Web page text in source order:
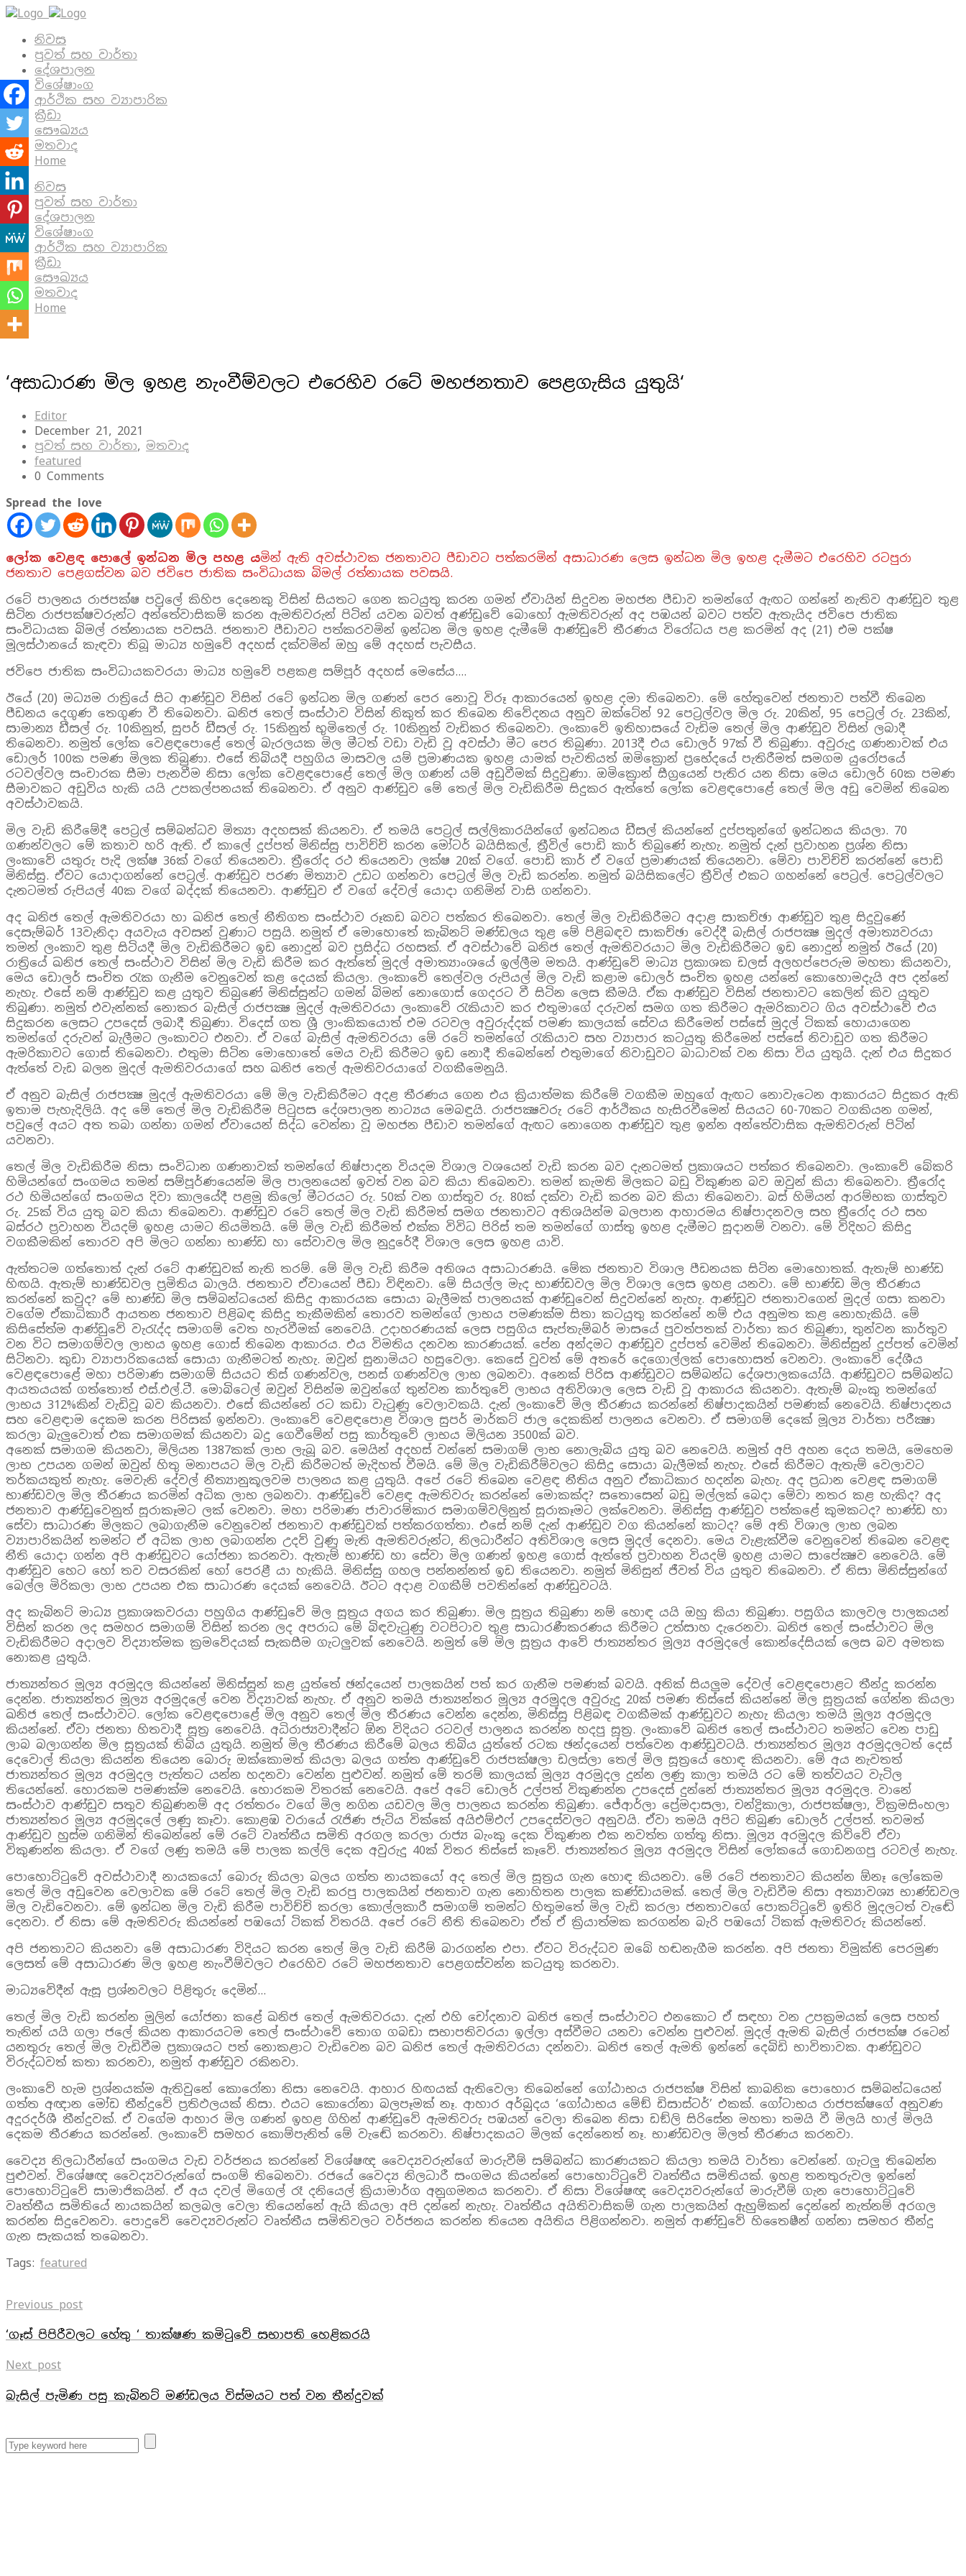
නිවස
පුවත් සහ වාර්තා
දේශපාලන
විශේෂාංග
ආර්ථික සහ ව්‍යාපාරික
ක්‍රීඩා
සෞඛ්‍යය
මතවාද
Home
නිවස
පුවත් සහ වාර්තා
දේශපාලන
විශේෂාංග
ආර්ථික සහ ව්‍යාපාරික
ක්‍රීඩා
සෞඛ්‍යය
මතවාද
Home
‘අසාධාරණ මිල ඉහළ නැංවීම්වලට එරෙහිව රටේ මහජනතාව පෙළගැසිය යුතුයි‘
Editor
December 21, 2021
පුවත් සහ වාර්තා, මතවාද
featured
0 Comments
Spread the love
ලෝක වෙළඳ පොලේ ඉන්ධන මිල පහළ යමින් ඇති අවස්ථාවක ජනතාවට පීඩාවට පත්කරමින් අසාධාරණ ලෙස ඉන්ධන මිල ඉහළ දැමීමට එරෙහිව රටපුරා
ජනතාව පෙළගස්වන බව ජවිපෙ ජාතික සංවිධායක බිමල් රත්නායක පවසයි.
රටේ පාලනය රාජපක්ෂ පවුලේ කිහිප දෙනෙකු විසින් සියතට ගෙන කටයුතු කරන ගමන් ඒවායින් සිදුවන මහජන පීඩාව තමන්ගේ ඇඟට ගන්නේ නැතිව ආණ්ඩුව තුළ
සිටින රාජපක්ෂවරුන්ට අන්තේවාසිකම් කරන ඇමතිවරුන් පිටින් යවන බවත් අණ්ඩුවේ බොහෝ ඇමතිවරුන් අද පඹයන් බවට පත්ව ඇතැයිද ජවිපෙ ජාතික
සංවිධායක බිමල් රත්නායක පවසයි. ජනතාව පීඩාවට පත්කරවමින් ඉන්ධන මිල ඉහළ දැමීමේ ආණ්ඩුවේ තීරණය විරෝධය පළ කරමින් අද (21) එම පක්ෂ
මූලස්ථානයේ කැඳවා තිබූ මාධ්‍ය හමුවේ අදහස් දක්වමින් ඔහු මේ අදහස් පැවසීය.
ජවිපෙ ජාතික සංවිධායකවරයා මාධ්‍ය හමුවේ පළකළ සම්පූර් අදහස් මෙසේය….
ඊයේ (20) මධ්‍යම රාත්‍රියේ සිට ආණ්ඩුව විසින් රටේ ඉන්ධන මිල ගණන් පෙර නොවූ විරූ ආකාරයෙන් ඉහළ දමා තිබෙනවා. මේ හේතුවෙන් ජනතාව පත්වී තිබෙන
පීඩනය දෙගුණ තෙගුණ වී තිබෙනවා. ඛනිජ තෙල් සංස්ථාව විසින් නිකුත් කර තිබෙන නිවේදනය අනුව ඔක්ටේන් 92 පෙට්‍රල්වල මිල රු. 20කින්, 95 පෙට්‍රල් රු. 23කින්,
සාමාන්‍ය ඩීසල් රු. 10කිනුත්, සුපර් ඩීසල් රු. 15කිනුත් භුමිතෙල් රු. 10කිනුත් වැඩිකර තිබෙනවා. ලංකාවේ ඉතිහාසයේ වැඩිම තෙල් මිල ආණ්ඩුව විසින් ලබාදී
තිබෙනවා. නමුත් ලෝක වෙළඳපොළේ තෙල් බැරලයක මිල මීටත් වඩා වැඩි වූ අවස්ථා මීට පෙර තිබුණා. 2013දී එය ඩොලර් 97ක් වී තිබුණා. අවුරුදු ගණනාවක් එය
ඩොලර් 100ක පමණ මිලක තිබුණා. එසේ තිබියදී පහුගිය මාසවල යම් ප්‍රමාණයක ඉහළ යාමක් පැවතියත් ඔමික්‍රොන් ප්‍රභේදයේ පැතිරීමත් සමගම යුරෝපයේ
රටවල්වල සංචාරක සීමා පැනවීම නිසා ලෝක වෙළඳපොළේ තෙල් මිල ගණන් යම් අඩුවීමක් සිදුවුණා. ඔමික්‍රොන් සීග්‍රයෙන් පැතිර යන නිසා මෙය ඩොලර් 60ක පමණ
සීමාවකට අඩුවිය හැකි යයි උපකල්පනයක් තිබෙනවා. ඒ අනුව ආණ්ඩුව මේ තෙල් මිල වැඩිකිරීම සිදුකර ඇත්තේ ලෝක වෙළඳපොළේ තෙල් මිල අඩු වෙමින් තිබෙන
අවස්ථාවකයි.
මිල වැඩි කිරීමේදී පෙට්‍රල් සම්බන්ධව මිත්‍යා අදහසක් කියනවා. ඒ තමයි පෙට්‍රල් සල්ලිකාරයින්ගේ ඉන්ධනය ඩීසල් කියන්නේ දුප්පතුන්ගේ ඉන්ධනය කියලා. 70
ගණන්වලට මේ කතාව හරි ඇති. ඒ කාලේ දුප්පත් මිනිස්සු පාවිච්චි කරන මෝටර් බයිසිකල්, ත්‍රීවිල් පොඩි කාර් තිබුණේ නැහැ. නමුත් දැන් ප්‍රවාහන ප්‍රශ්න නිසා
ලංකාවේ යතුරු පැදි ලක්ෂ 36ක් වගේ තියෙනවා. ත්‍රීරෝද රථ තියෙනවා ලක්ෂ 20ක් වගේ. පොඩි කාර් ඒ වගේ ප්‍රමාණයක් තියෙනවා. මේවා පාවිච්චි කරන්නේ පොඩි
මිනිස්සු. ඒවට යොදාගන්නේ පෙට්‍රල්. ආණ්ඩුව පරණ මිත්‍යාව උඩට ගන්නවා පෙට්‍රල් මිල වැඩි කරන්න. නමුත් බයිසිකලේට ත්‍රීවිල් එකට ගහන්නේ පෙට්‍රල්. පෙට්‍රල්වලට
දැනටමත් රුපියල් 40ක වගේ බද්දක් තියෙනවා. ආණ්ඩුව ඒ වගේ දේවල් යොදා ගනිමින් වාසි ගන්නවා.
අද ඛනිජ තෙල් ඇමතිවරයා හා ඛනිජ තෙල් නීතිගත සංස්ථාව රූකඩ බවට පත්කර තිබෙනවා. තෙල් මිල වැඩිකිරීමට අදාළ සාකච්ඡා ආණ්ඩුව තුළ සිදුවුණේ
දෙසැම්බර් 13වැනිදා අයවැය අවසන් වුණාට පසුයි. නමුත් ඒ මොහොතේ කැබිනට් මණ්ඩලය තුළ මේ පිළිබඳව සාකච්ඡා වෙද්දී බැසිල් රාජපක්‍ෂ මුදල් අමාත්‍යවරයා
තමන් ලංකාව තුළ සිටියදී මිල වැඩිකිරීමට ඉඩ නොදුන් බව ප්‍රසිද්ධ රහසක්. ඒ අවස්ථාවේ ඛනිජ තෙල් ඇමතිවරයාට මිල වැඩිකිරීමට ඉඩ නොදුන් නමුත් ඊයේ (20)
රාත්‍රියේ ඛනිජ තෙල් සංස්ථාව විසින් මිල වැඩි කිරීම කර ඇත්තේ මුදල් අමාත්‍යාංශයේ ඉල්ලීම මතයි. ආණ්ඩුවේ මාධ්‍ය ප්‍රකාශක ඩලස් අලහප්පෙරුම මහතා කියනවා,
මෙය ඩොලර් සංචිත රැක ගැනීම වෙනුවෙන් කළ දෙයක් කියලා. ලංකාවේ තෙල්වල රුපියල් මිල වැඩි කළාම ඩොලර් සංචිත ඉහළ යන්නේ කොහොමදැයි අප දන්නේ
නැහැ. එසේ නම් ආණ්ඩුව කළ යුතුව තිබුණේ මිනිස්සුන්ට ගමන් බිමන් නොගොස් ගෙදරට වී සිටින ලෙස කීමයි. ඒක ආණ්ඩුව විසින් ජනතාවට කෙලින් කිව යුතුව
තිබුණා. නමුත් එවැන්නක් නොකර බැසිල් රාජපක්‍ෂ මුදල් ඇමතිවරයා ලංකාවේ රැකියාව කර එතුමාගේ දරුවන් සමග ගත කිරීමට ඇමරිකාවට ගිය අවස්ථාවේ එය
සිදුකරන ලෙසට උපදෙස් ලබාදී තිබුණා. විදෙස් ගත ශ්‍රී ලාංකිකයොත් එම රටවල අවුරුද්දක් පමණ කාලයක් සේවය කිරීමෙන් පස්සේ මුදල් ටිකක් හොයාගෙන
තමන්ගේ දරුවන් බැලීමට ලංකාවට එනවා. ඒ වගේ බැසිල් ඇමතිවරයා මේ රටේ තමන්ගේ රැකියාව සහ ව්‍යාපාර කටයුතු කිරීමෙන් පස්සේ නිවාඩුව ගත කිරීමට
ඇමරිකාවට ගොස් තිබෙනවා. එතුමා සිටින මොහොතේ මෙය වැඩි කිරීමට ඉඩ නොදී තිබෙන්නේ එතුමාගේ නිවාඩුවට බාධාවක් වන නිසා විය යුතුයි. දැන් එය සිදුකර
ඇත්තේ වැඩ බලන මුදල් ඇමතිවරයාගේ සහ ඛනිජ තෙල් ඇමතිවරයාගේ වගකීමෙනුයි.
ඒ අනුව බැසිල් රාජපක්‍ෂ මුදල් ඇමතිවරයා මේ මිල වැඩිකිරීමට අදළ තීරණය ගෙන එය ක්‍රියාත්මක කිරීමේ වගකීම ඔහුගේ ඇඟට නොවැටෙන ආකාරයට සිදුකර ඇති
ඉතාම පැහැදිලියි. අද මේ තෙල් මිල වැඩිකිරීම පිටුපස දේශපාලන නාට්‍යය මෙබඳුයි. රාජපක්‍ෂවරු රටේ ආර්ථිකය හැසිරවීමෙන් සියයට 60-70කට වගකියන ගමන්,
පවුලේ අයට අත තබා ගන්නා ගමන් ඒවායෙන් සිද්ධ වෙන්නා වූ මහජන පීඩාව තමන්ගේ ඇඟට නොගෙන ආණ්ඩුව තුළ ඉන්න අන්තේවාසික ඇමතිවරුන් පිටින්
යවනවා.
තෙල් මිල වැඩිකිරීම නිසා සංවිධාන ගණනාවක් තමන්ගේ නිෂ්පාදන වියදම විශාල වශයෙන් වැඩි කරන බව දැනටමත් ප්‍රකාශයට පත්කර තිබෙනවා. ලංකාවේ බේකරි
හිමියන්ගේ සංගමය තමන් සම්පූර්ණයෙන්ම මිල පාලනයෙන් ඉවත් වන බව කියා තිබෙනවා. තමන් කැමති මිලකට බඩු විකුණන බව ඔවුන් කියා තිබෙනවා. ත්‍රීරෝද
රථ හිමියන්ගේ සංගමය දිවා කාලයේදී පළමු කිලෝ මීටරයට රු. 50ක් වන ගාස්තුව රු. 80ක් දක්වා වැඩි කරන බව කියා තිබෙනවා. බස් හිමියන් ආරම්භක ගාස්තුව
රු. 25ක් විය යුතු බව කියා තිබෙනවා. ආණ්ඩුව රටේ තෙල් මිල වැඩි කිරීමත් සමග ජනතාවට අතිශයින්ම බලපාන ආහාරමය නිෂ්පාදනවල සහ ත්‍රීරෝද රථ සහ
බස්රථ ප්‍රවාහන වියදම් ඉහළ යාමට නියමිතයි. මේ මිල වැඩි කිරීමත් එක්ක විවිධ පිරිස් තම තමන්ගේ ගාස්තු ඉහළ දැමීමට සූදානම් වනවා. මේ විදිහට කිසිදු
වගකීමකින් තොරව අපි මිලට ගන්නා භාණ්ඩ හා සේවාවල මිල නුදුරේදී විශාල ලෙස ඉහළ යාවි.
ඇත්තටම ගත්තොත් දැන් රටේ ආණ්ඩුවක් නැති තරම්. මේ මිල වැඩි කිරීම අතිශය අසාධාරණයි. මේක ජනතාව විශාල පීඩනයක සිටින මොහොතක්. ඇතැම් භාණ්ඩ
හිඟයි. ඇතැම් භාණ්ඩවල ප්‍රමිතිය බාලයි. ජනතාව ඒවායෙන් පීඩා විඳිනවා. මේ සියල්ල මැද භාණ්ඩවල මිල විශාල ලෙස ඉහළ යනවා. මේ භාණ්ඩ මිල තීරණය
කරන්නේ කවුද? මේ භාණ්ඩ මිල සම්බන්ධයෙන් කිසිදු ආකාරයක සොයා බැලීමක් පාලනයක් ආණ්ඩුවෙන් සිදුවන්නේ නැහැ. ආණ්ඩුව ජනතාවගෙන් මුදල් ගසා කනවා
වගේම ඒකාධිකාරී ආයතන ජනතාව පිළිබඳ කිසිදු තැකීමකින් තොරව තමන්ගේ ලාභය පමණක්ම සිතා කටයුතු කරන්නේ නම් එය අනුමත කළ නොහැකියි. මේ
කිසිසේත්ම ආණ්ඩුවේ වැරැද්ද සමාගම් වෙත හැරවීමක් නෙවෙයි. උදාහරණයක් ලෙස පසුගිය සැප්තැම්බර් මාසයේ පුවත්පතක් වාර්තා කර තිබුණා, තුන්වන කාර්තුව
වන විට සමාගම්වල ලාභය ඉහළ ගොස් තිබෙන ආකාරය. එය විමතිය දනවන කාරණයක්. පේන අන්දමට ආණ්ඩුව දුප්පත් වෙමින් තිබෙනවා. මිනිස්සුන් දුප්පත් වෙමින්
සිටිනවා. කුඩා ව්‍යාපාරිකයෙක් සොයා ගැනීමටත් නැහැ. ඔවුන් සුනාමියට හසුවෙලා. කෙසේ වුවත් මේ අතරේ දෙගොල්ලක් පොහොසත් වෙනවා. ලංකාවේ දේශීය
වෙළඳපොළේ මහා පරිමාණ සමාගම් සියයට තිස් ගණන්වල, පනස් ගණන්වල ලාභ ලබනවා. අනෙක් පිරිස ආණ්ඩුවට සම්බන්ධ දේශපාලකයෝයි. ආණ්ඩුවට සම්බන්ධ
ආයතයයක් ගත්තොත් එස්.එල්.ටී. මොබිටෙල් ඔවුන් විසින්ම ඔවුන්ගේ තුන්වන කාර්තුවේ ලාභය අතිවිශාල ලෙස වැඩි වූ ආකාරය කියනවා. ඇතැම් බැංකු තමන්ගේ
ලාභය 312%කින් වැඩිවූ බව කියනවා. එසේ කියන්නේ රට කඩා වැටුණු වෙලාවකයි. දැන් ලංකාවේ මිල තීරණය කරන්නේ නිෂ්පාදකයින් පමණක් නෙවෙයි. නිෂ්පාදනය
සහ වෙළඳාම දෙකම කරන පිරිසක් ඉන්නවා. ලංකාවේ වෙළඳපොළ විශාල සුපර් මාර්කට් ජාල දෙකකින් පාලනය වෙනවා. ඒ සමාගම් දෙකේ මූල්‍ය වාර්තා පරීක්‍ෂා
කරලා බැලුවොත් එක සමාගමක් කියනවා බදු ගෙවීමේන් පසු කාර්තුවේ ලාභය මිලියන 3500ක් බව.
අනෙක් සමාගම කියනවා, මිලියන 1387කක් ලාභ ලැබූ බව. මෙයින් අදහස් වන්නේ සමාගම් ලාභ නොලැබිය යුතු බව නෙවෙයි. නමුත් අපි අහන දෙය තමයි, මෙහෙම
ලාභ උපයන ගමන් ඔවුන් හිතු මනාපයට මිල වැඩි කිරීමටත් මැදිහත් වීමයි. මේ මිල වැඩිකිරීම්වලට කිසිදු සොයා බැලීමක් නැහැ. එසේ කිරීමට ඇතැම් වෙලාවට
තර්කයකුත් නැහැ. මෙවැනි දේවල් නීත්‍යානුකූලවම පාලනය කළ යුතුයි. අපේ රටේ තිබෙන වෙළඳ නීතිය අනුව ඒකාධිකාර හදන්න බැහැ. අද ප්‍රධාන වෙළඳ සමාගම්
භාණ්ඩවල මිල තීරණය කරමින් අධික ලාභ ලබනවා. ආණ්ඩුවේ වෙළඳ ඇමතිවරු කරන්නේ මොකක්ද? සතොසෙන් බඩු මල්ලක් බෙදා මේවා නතර කළ හැකිද? අද
ජනතාව ආණ්ඩුවෙනුත් සූරාකෑමට ලක් වෙනවා. මහා පරිමාණ ජාවාරම්කාර සමාගම්වලිනුත් සූරාකෑමට ලක්වෙනවා. මිනිස්සු ආණ්ඩුව පත්කළේ කුමකටද? භාණ්ඩ හා
සේවා සාධාරණ මිලකට ලබාගැනීම වෙනුවෙන් ජනතාව ආණ්ඩුවක් පත්කරගත්තා. එසේ නම් දැන් ආණ්ඩුව වග කියන්නේ කාටද? මේ අති විශාල ලාභ ලබන
ව්‍යාපාරිකයින් තමන්ට ඒ අධික ලාභ ලබාගන්න උදව් වුණු මැති ඇමතිවරුන්ට, නිලධාරීන්ට අතිවිශාල ලෙස මුදල් දෙනවා. මෙය වැළැක්වීම වෙනුවෙන් තිබෙන වෙළඳ
නීති යොදා ගන්න අපි ආණ්ඩුවට යෝජනා කරනවා. ඇතැම් භාණ්ඩ හා සේවා මිල ගණන් ඉහළ ගොස් ඇත්තේ ප්‍රවාහන වියදම් ඉහළ යාමට සාපේක්‍ෂව නෙවෙයි. මේ
ආණ්ඩුව හෙට හෝ තව වසරකින් හෝ පෙරළී යා හැකියි. මිනිස්සු ගහල පන්නන්නත් ඉඩ තියෙනවා. නමුත් මිනිසුන් ජීවත් විය යුතුව තිබෙනවා. ඒ නිසා මිනිස්සුන්ගේ
බෙල්ල මිරිකලා ලාභ උපයන එක සාධාරණ දෙයක් නෙවෙයි. ඊටට අදාළ වගකීම් පවතින්නේ ආණ්ඩුවටයි.
අද කැබිනට් මාධ්‍ය ප්‍රකාශකවරයා පහුගිය ආණ්ඩුවේ මිල සූත්‍රය අගය කර තිබුණා. මිල සූත්‍රය තිබුණා නම් හොඳ යයි ඔහු කියා තිබුණා. පසුගිය කාලවල පාලකයන්
විසින් කරන ලද සමහර සමාගම් විසින් කරන ලද අපරාධ මේ බිඳවැටුණු වටපිටාව තුළ සාධාරණීකරණය කිරීමට උත්සාහ දැරෙනවා. ඛනිජ තෙල් සංස්ථාවට මිල
වැඩිකිරීමට අදාලව විද්‍යාත්මක ක්‍රමවේදයක් සැකසීම ගැටලුවක් නෙවෙයි. නමුත් මේ මිල සූත්‍රය ආවේ ජාත්‍යන්තර මූල්‍ය අරමුදලේ කොන්දේසියක් ලෙස බව අමතක
නොකළ යුතුයි.
ජාත්‍යන්තර මූල්‍ය අරමුදල කියන්නේ මිනිස්සුන් කළ යුත්තේ ඡන්දයෙන් පාලකයින් පත් කර ගැනීම පමණක් බවයි. අනික් සියලුම දේවල් වෙළඳපොළට තීන්දු කරන්න
දෙන්න. ජාත්‍යන්තර මූල්‍ය අරමුදලේ වෙන විද්‍යාවක් නැහැ. ඒ අනුව තමයි ජාත්‍යන්තර මූල්‍ය අරමුදල අවුරුදු 20ක් පමණ තිස්සේ කියන්නේ මිල සූත්‍රයක් ගේන්න කියලා
ඛනිජ තෙල් සංස්ථාවට. ලෝක වෙළඳපොළේ මිල අනුව තෙල් මිල තීරණය වෙන්න දෙන්න, මිනිස්සු පිළිබඳ වගකීමක් ආණ්ඩුවට නැහැ කියලා තමයි මූල්‍ය අරමුදල
කියන්නේ. ඒවා ජනතා හිතවාදී සූත්‍ර නෙවෙයි. අධිරාජ්‍යවාදීන්ට ඕන විදියට රටවල් පාලනය කරන්න හදපු සූත්‍ර. ලංකාවේ ඛනිජ තෙල් සංස්ථාවට තමන්ට වෙන පාඩු
ලාබ බලාගන්න මිල සූත්‍රයක් තිබිය යුතුයි. නමුත් මිල තීරණය කිරීමේ බලය තිබිය යුත්තේ රටක ඡන්දයෙන් පත්වෙන ආණ්ඩුවටයි. ජාත්‍යන්තර මූල්‍ය අරමුදලටත් දෙස්
දෙවොල් තියලා කියන්න තියෙන බොරු ඔක්කොමත් කියලා බලය ගත්ත ආණ්ඩුවේ රාජපක්ෂලා ඩලස්ලා තෙල් මිල සූත්‍රයේ හොඳ කියනවා. මේ අය නැවතත්
ජාත්‍යන්තර මූල්‍ය අරමුදල පැත්තට යන්න හදනවා වෙන්න පුළුවන්. නමුත් මේ තරම් කාලයක් මූල්‍ය අරමුදල දුන්න ලණු කාලා තමයි රට මේ තත්වයට වැටිල
තියෙන්නේ. හොරකම පමණක්ම නෙවෙයි. හොරකම විතරක් නෙවෙයි. අපේ අටේ ඩොලර් උල්පත් විකුණන්න උපදෙස් දුන්නේ ජාත්‍යන්තර මූල්‍ය අරමුදල. වානේ
සංස්ථාව ආණ්ඩුව සතුව තිබුණනම් අද රත්තරං වගේ මිල නගින යඩවල මිල පාලනය කරන්න තිබුණා. ජේආර්ලා ප්‍රේමදාසලා, චන්ද්‍රිකාලා, රාජපක්ෂලා, වික්‍රමසිංහලා
ජාත්‍යන්තර මූල්‍ය අරමුදලේ ලණු කෑවා. කොළඹ වරායේ රැජිණ ජැටිය වික්කේ අයිඑම්එෆ් උපදෙස්වලට අනුවයි. ඒවා තමයි අපිට තිබුණ ඩොලර් උල්පත්. තවමත්
ආණ්ඩුව හුස්ම ගනිමින් තිබෙන්නේ මේ රටේ වෘත්තීය සමිති අරගල කරලා රාජ්‍ය බැංකු දෙක විකුණන එක නවත්ත ගත්තු නිසා. මූල්‍ය අරමුදල කිව්වේ ඒවා
විකුණන්න කියලා. ඒ වගේ ලණු තමයි මේ පාලක කල්ලි දෙක අවුරුදු 40ක් විතර තිස්සේ කෑවේ. ජාත්‍යන්තර මූල්‍ය අරමුදල විසින් ලෝකයේ ගොඩනගපු රටවල් නැහැ.
පොහොට්ටුවේ අවස්ථාවාදී නායකයෝ බොරු කියලා බලය ගත්ත නායකයෝ අද තෙල් මිල සූත්‍රය ගැන හොඳ කියනවා. මේ රටේ ජනතාවට කියන්න ඕනෑ ලෝකෙම
තෙල් මිල අඩුවෙන වෙලාවක මේ රටේ තෙල් මිල වැඩි කරපු පාලකයින් ජනතාව ගැන නොහිතන පාලක කණ්ඩායමක්. තෙල් මිල වැඩිවීම නිසා අත්‍යාවශ්‍ය භාණ්ඩවල
මිල වැඩිවෙනවා. මේ ඉන්ධන මිල වැඩි කිරීම පාවිච්චි කරලා කොල්ලකාරී සමාගම් තමන්ට හිතුමතේ මිල වැඩි කරලා ජනතාවගේ පොකට්ටුවේ ඉතිරි මුදලටත් වැඬේ
දෙනවා. ඒ නිසා මේ ඇමතිවරු කියන්නේ පඹයෝ ටිකක් විතරයි. අපේ රටේ නීති තිබෙනවා ඒත් ඒ ක්‍රියාත්මක කරගන්න බැරි පඹයෝ ටිකක් ඇමතිවරු කියන්නේ.
අපි ජනතාවට කියනවා මේ අසාධාරණ විදියට කරන තෙල් මිල වැඩි කිරීම් බාරගන්න එපා. ඒවට විරුද්ධව ඔබේ හඬනැගීම කරන්න. අපි ජනතා විමුක්ති පෙරමුණ
ලෙසත් මේ අසාධාරණ මිල ඉහළ නැංවීම්වලට එරෙහිව රටේ මහජනතාව පෙළගස්වන්න කටයුතු කරනවා.
මාධ්‍යවේදීන් ඇසූ ප්‍රශ්නවලට පිළිතුරු දෙමින්…
තෙල් මිල වැඩි කරන්න මුලින් යෝජනා කළේ ඛනිජ තෙල් ඇමතිවරයා. දැන් එහි චෝදනාව ඛනිජ තෙල් සංස්ථාවට එනකොට ඒ සඳහා වන උපක්‍රමයක් ලෙස පහත්
තැනින් යයි ගලා ජලේ කියන ආකාරයටම තෙල් සංස්ථාවේ තොග ගබඩා සභාපතිවරයා ඉල්ලා අස්වීමට යනවා වෙන්න පුළුවන්. මුදල් ඇමති බැසිල් රාජපක්ෂ රටෙන්
යනතුරු තෙල් මිල වැඩිවීම ප්‍රකාශයට පත් නොකළාට වැඩිවෙන බව ඛනිජ තෙල් ඇමතිවරයා දන්නවා. ඛනිජ තෙල් ඇමති ඉන්නේ දෙබිඩි භාවිතාවක. ආණ්ඩුවට
විරුද්ධවත් කතා කරනවා, නමුත් ආණ්ඩුව රකිනවා.
ලංකාවේ හැම ප්‍රශ්නයක්ම ඇතිවුනේ කොරෝනා නිසා නෙවෙයි. ආහාර හිඟයක් ඇතිවෙලා තිබෙන්නේ ගෝඨාභය රාජපක්ෂ විසින් කාබනික පොහොර සම්බන්ධයෙන්
ගත්ත අඥාන මෝඩ තීන්දුවේ ප්‍රතිඵලයක් නිසා. එයට කොරෝනා බලපෑමක් නෑ. ආහාර අර්බුදය ‘ගෝඨාභය මේඞ් ඩිසාස්ටර්’ එකක්. ගෝටාභය රාජපක්ෂගේ අනුවණ
අදූරදර්ශී තීන්දුවක්. ඒ වගේම ආහාර මිල ගණන් ඉහළ ගිහින් ආණ්ඩුවේ ඇමතිවරු පඹයන් වෙලා තිබෙන නිසා ඩඞ්ලි සිරිසේන මහතා තමයි වී මිලයි හාල් මිලයි
දෙකම තීරණය කරන්නේ. ලංකාවේ සමහර කොම්පැනිත් මේ වැඬේ කරනවා. නිෂ්පාදකයට මිලක් දෙන්නෙත් නෑ. භාණ්ඩවල මිලත් තීරණය කරනවා.
වෛද්‍ය නිලධාරීන්ගේ සංගමය වැඩ වර්ජනය කරන්නේ විශේෂඥ වෛද්‍යවරුන්ගේ මාරුවීම් සම්බන්ධ කාරණයකට කියලා තමයි වාර්තා වෙන්නේ. ගැටලු තිබෙන්න
පුළුවන්. විශේෂඥ වෛද්‍යවරුන්ගේ සංගම් තිබෙනවා. රජයේ වෛද්‍ය නිලධාරී සංගමය කියන්නේ පොහොට්ටුවේ වෘත්තීය සමිතියක්. ඉහළ තනතුරුවල ඉන්නේ
පොහොට්ටුවේ සාමාජිකයින්. ඒ අය දවල් මිගෙල් රෑ දනියෙල් ක්‍රියාමාර්ග අනුගමනය කරනවා. ඒ නිසා විශේෂඥ වෛද්‍යවරුන්ගේ මාරුවීම් ගැන පොහොට්ටුවේ
වෘත්තීය සමිතියේ නායකයින් කලබල වෙලා තියෙන්නේ ඇයි කියලා අපි දන්නේ නැහැ. වෘත්තීය අයිතිවාසිකම් ගැන පාලකයින් ඇහුම්කන් දෙන්නේ නැත්නම් අරගල
කරන්න සිදුවෙනවා. පොදුවේ වෛද්‍යවරුන්ට වෘත්තීය සමිතිවලට වර්ජනය කරන්න තියෙන අයිතිය පිළිගන්නවා. නමුත් ආණ්ඩුවේ හිතෛෂීන් ගන්නා සමහර තීන්දු
ගැන සැකයක් තබෙනවා.
Tags: featured
Previous post
‘ගෑස් පිපිරීවලට හේතු ‘ තාක්ෂණ කමිටුවේ සභාපති හෙළිකරයි
Next post
බැසිල් පැමිණ පසු කැබිනට් මණ්ඩලය විස්මයට පත් වන තීන්දුවක්